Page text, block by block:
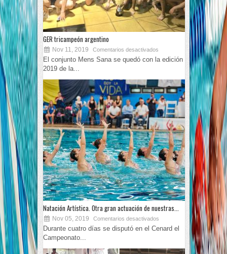
GER tricampeón argentino
Nov 11, 2019 Comentarios desactivados
El conjunto Mens Sana se quedó con la edición
2019 de la...
Natación Artística. Otra gran actuación de nuestras...
Nov 05, 2019 Comentarios desactivados
Durante cuatro días se disputó en el Cenard el
Campeonato...